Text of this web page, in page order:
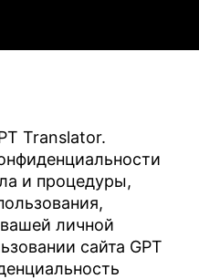
Translator.
и процедуры,
личной
сайта GPT